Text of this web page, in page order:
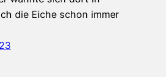
die Eiche schon immer